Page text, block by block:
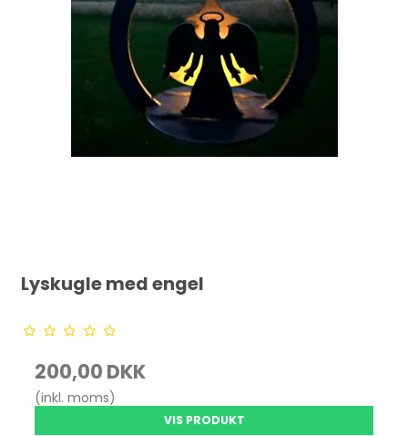
Lyskugle med engel
200,00 DKK
(inkl. moms)
VIS PRODUKT